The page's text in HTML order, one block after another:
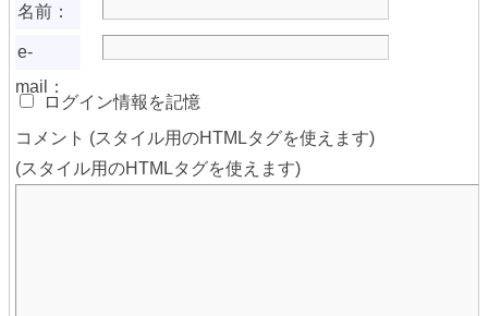
名前：
e-
mail：
ログイン情報を記憶
コメント (スタイル用のHTMLタグを使えます)
(スタイル用のHTMLタグを使えます)